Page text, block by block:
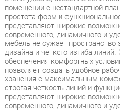
дизайна и четкого изгиба линий.
обеспечения комфортных условий
позволяет создать удобное
хранения с максимальным
строгая четкость линий и
представляют широкие
современного, динамичного и
отличное решение для
работы, а также современное и
офиса в формате open-space,
отдельного кабинета,
пространство без ущерба для